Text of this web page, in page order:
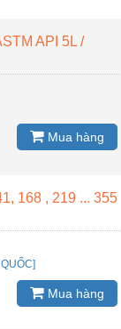
API 5L /
Mua hàng
168 , 219 ... 355
Mua hàng